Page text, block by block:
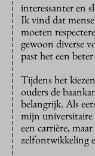
interessanter en
Ik vind dat
moeten
gewoon diverse
past het een
Tijdens het
ouders de
belangrijk. Als
mijn universitaire
een carrière,
zelfontwikkeling